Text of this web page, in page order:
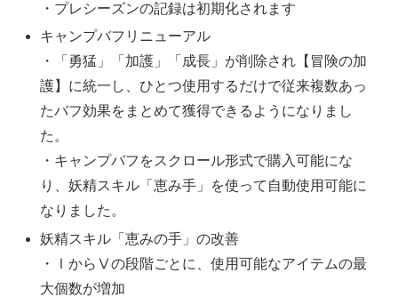
・プレシーズンの記録は初期化されます
キャンプバフリニューアル
・「勇猛」「加護」「成長」が削除され【冒険の加
護】に統一し、ひとつ使用するだけで従来複数あっ
たバフ効果をまとめて獲得できるようになりまし
た。
・キャンプバフをスクロール形式で購入可能にな
り、妖精スキル「恵み手」を使って自動使用可能に
なりました。
妖精スキル「恵みの手」の改善
・ⅠからⅤの段階ごとに、使用可能なアイテムの最
大個数が増加